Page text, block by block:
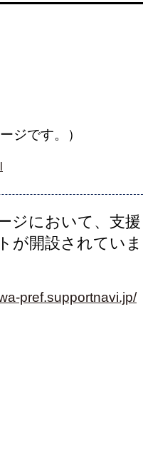
ジです。）
ジにおいて、支援
が開設されていま
pref.supportnavi.jp/